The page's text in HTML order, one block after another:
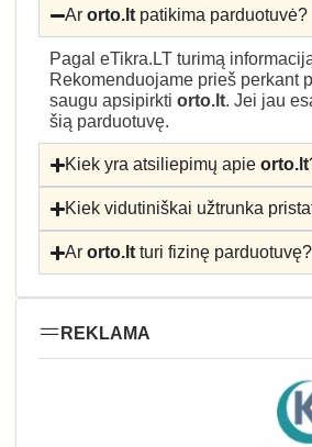
Arorto.lt patikima parduotuvė?
Pagal eTikra.LT turimą
Rekomenduojame prieš perkant
saugu apsipirkti orto.lt. Jei jau
šią parduotuvę.
Kiek yra atsiliepimų apieorto.lt
Kiek vidutiniškai užtrunka
Arorto.lt turi fizinę parduotuvę?
REKLAMA